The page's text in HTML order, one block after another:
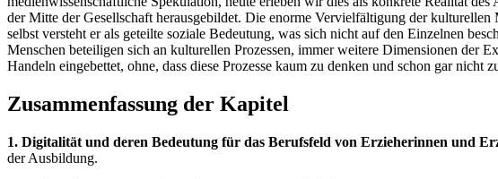
der Mitte der Gesellschaft herausgebildet. Die enorme Vervielfältigung der
selbst versteht er als geteilte soziale Bedeutung, was sich nicht auf den Einzelnen
Menschen beteiligen sich an kulturellen Prozessen, immer weitere Dimensionen der
Handeln eingebettet, ohne, dass diese Prozesse kaum zu denken und schon gar nicht
Zusammenfassung der Kapitel
1. Digitalität und deren Bedeutung für das Berufsfeld von Erzieherinnen und
der Ausbildung.